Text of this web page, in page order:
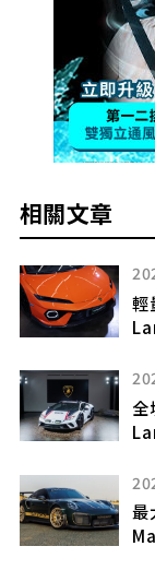
相關文章
輕
全
最